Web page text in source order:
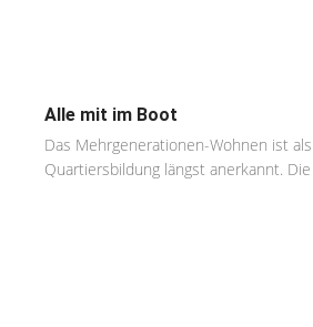
Alle mit im Boot
Das Mehrgenerationen-Wohnen ist
Quartiersbildung längst anerkannt. Die